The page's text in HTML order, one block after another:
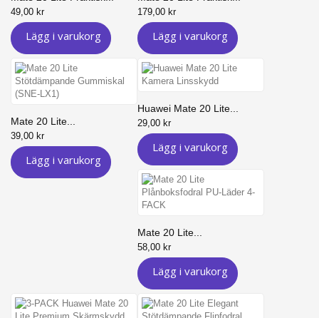
49,00 kr
Lägg i varukorg
179,00 kr
Lägg i varukorg
Mate 20 Lite...
39,00 kr
Lägg i varukorg
Huawei Mate 20 Lite...
29,00 kr
Lägg i varukorg
Mate 20 Lite...
58,00 kr
Lägg i varukorg